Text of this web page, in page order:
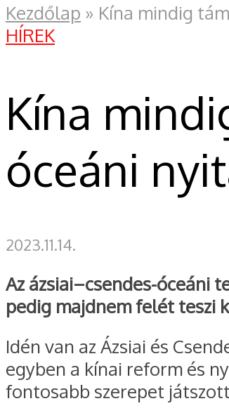
Kezdőlap » Kína mindig
HÍREK
Kína
óceáni
2023.11.14.
Az ázsiai–csendes-óceáni
pedig majdnem felét teszi
Idén van az Ázsiai és
egyben a kínai reform és
fontosabb szerepet